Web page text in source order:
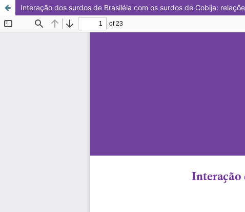
Interação dos surdos de Brasiléia com os surdos de Cobija: